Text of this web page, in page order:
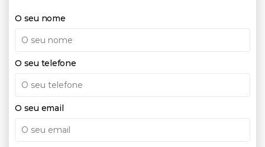
O seu nome
O seu telefone
O seu email